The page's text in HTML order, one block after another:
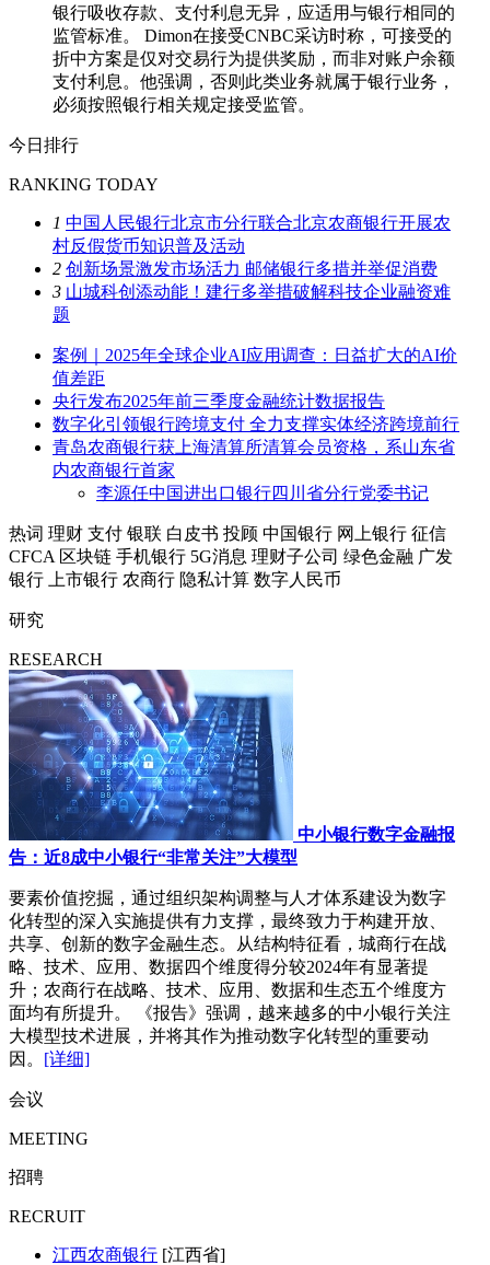
银行吸收存款、支付利息无异，应适用与银行相同的
监管标准。 Dimon在接受CNBC采访时称，可接受的
折中方案是仅对交易行为提供奖励，而非对账户余额
支付利息。他强调，否则此类业务就属于银行业务，
必须按照银行相关规定接受监管。
今日排行
RANKING TODAY
1 中国人民银行北京市分行联合北京农商银行开展农
村反假货币知识普及活动
2 创新场景激发市场活力 邮储银行多措并举促消费
3 山城科创添动能！建行多举措破解科技企业融资难
题
案例｜2025年全球企业AI应用调查：日益扩大的AI价
值差距
央行发布2025年前三季度金融统计数据报告
数字化引领银行跨境支付 全力支撑实体经济跨境前行
青岛农商银行获上海清算所清算会员资格，系山东省
内农商银行首家
李源任中国进出口银行四川省分行党委书记
热词 理财 支付 银联 白皮书 投顾 中国银行 网上银行 征信
CFCA 区块链 手机银行 5G消息 理财子公司 绿色金融 广发
银行
上市银行 农商行 隐私计算 数字人民币
研究
RESEARCH
中小银行数字金融报
告：近8成中小银行“非常关注”大模型
要素价值挖掘，通过组织架构调整与人才体系建设为数字
化转型的深入实施提供有力支撑，最终致力于构建开放、
共享、创新的数字金融生态。从结构特征看，城商行在战
略、技术、应用、数据四个维度得分较2024年有显著提
升；农商行在战略、技术、应用、数据和生态五个维度方
面均有所提升。 《报告》强调，越来越多的中小银行关注
大模型技术进展，并将其作为推动数字化转型的重要动
因。 [详细]
会议
MEETING
招聘
RECRUIT
江西农商银行 [江西省]